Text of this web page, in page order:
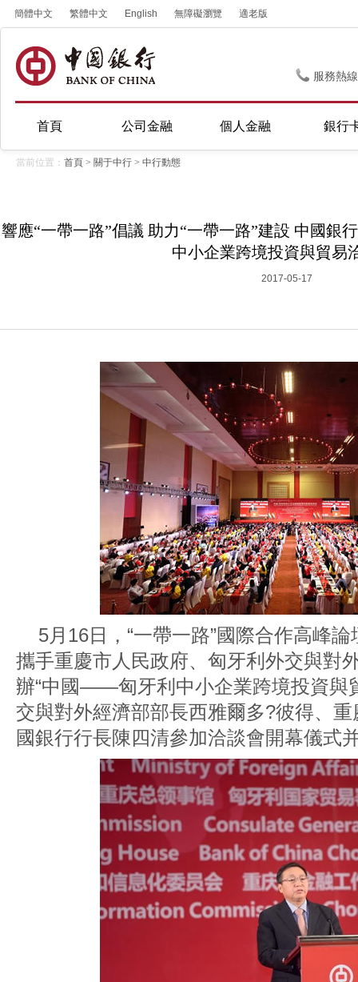
簡體中文 繁體中文 English 無障礙瀏覽 適老版
服務熱
首頁 公司金融 個人金融 銀行
當前位置： 首頁 > 關于中行 > 中行動態
響應“一帶一路”倡議 助力“一帶一路”建設 中國
中小企業跨境投資與貿易
2017-05-17
5月16日，“一帶一路”國際合作高峰
攜手重慶市人民政府、匈牙利外交與對
辦“中國——匈牙利中小企業跨境投資與
交與對外經濟部部長西雅爾多?彼得、
國銀行行長陳四清參加洽談會開幕儀式